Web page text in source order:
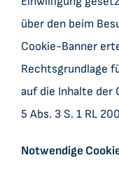
über den beim
Cookie-Banner
Rechtsgrundlage
auf die Inhalte der
5 Abs. 3 S. 1 RL
Notwendige